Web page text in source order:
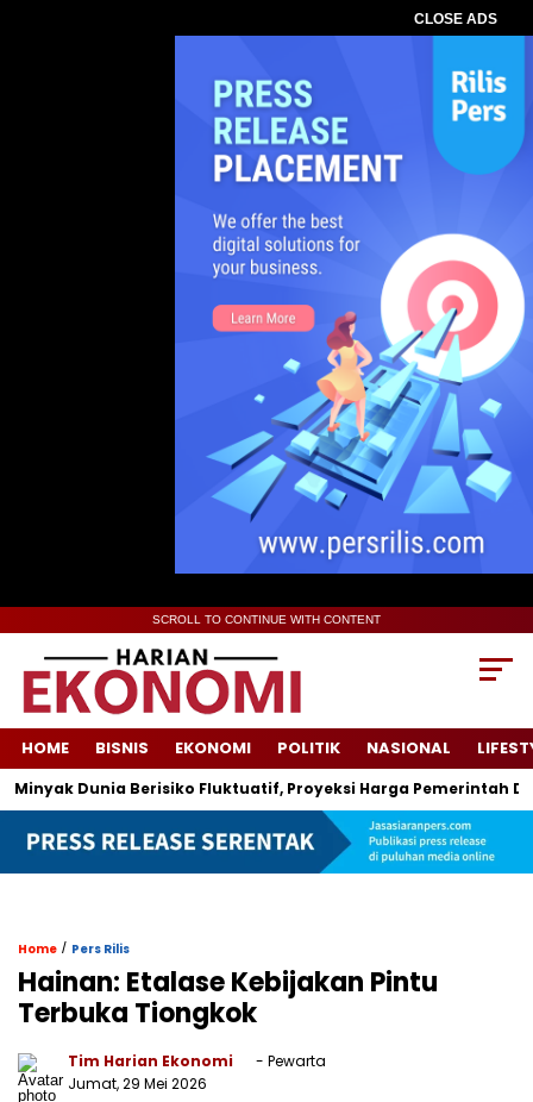
CLOSE ADS
SCROLL TO CONTINUE WITH CONTENT
HOME BISNIS EKONOMI POLITIK NASIONAL
Dunia Berisiko Fluktuatif, Proyeksi Harga Pemerintah Dipatok
Home / Pers Rilis
Hainan: Etalase Kebijakan Pintu
Terbuka Tiongkok
Tim Harian Ekonomi
- Pewarta
Jumat, 29 Mei 2026